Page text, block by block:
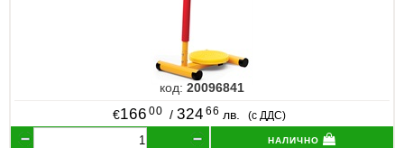
код: 20096841
€166 00 /324 66 лв. (с ДДС)
налично